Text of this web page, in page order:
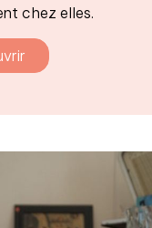
chez elles.